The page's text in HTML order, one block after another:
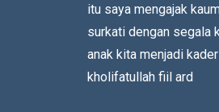
itu saya mengajak
surkati dengan segala
anak kita menjadi
kholifatullah fiil ard